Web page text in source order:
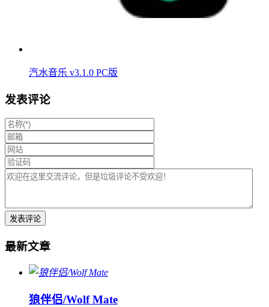
汽水音乐 v3.1.0 PC版
发表评论
最新文章
狼伴侣/Wolf Mate